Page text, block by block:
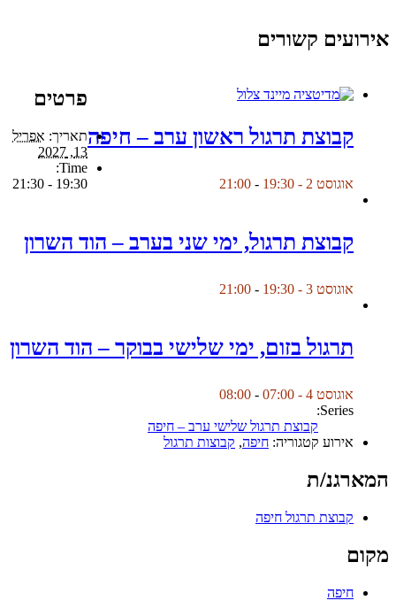
אירועים קשורים
קבוצת תרגול ראשון ערב – חיפה
אוגוסט 2 - 19:30 -
21:00
קבוצת תרגול, ימי שני בערב – הוד השרון
אוגוסט 3 - 19:30 -
21:00
תרגול בזום, ימי שלישי בבוקר – הוד השרון
אוגוסט 4 - 07:00 -
08:00
פרטים
תאריך: אפריל
13, 2027
Time:
19:30 - 21:30
Series:
קבוצת תרגול שלישי ערב – חיפה
אירוע קטגוריה: חיפה, קבוצות תרגול
המארגנ/ת
קבוצת תרגול חיפה
מקום
חיפה